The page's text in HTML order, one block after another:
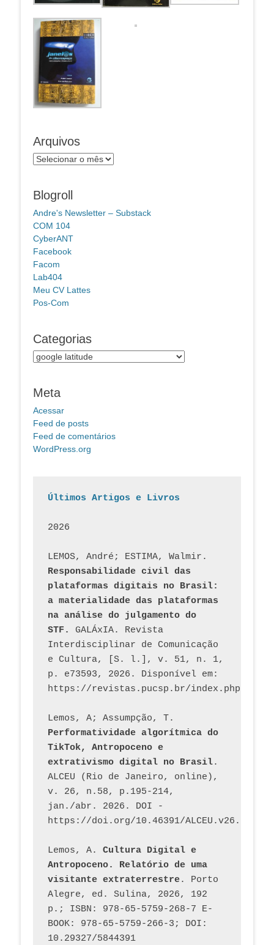
Arquivos
Arquivos
Blogroll
Andre's Newsletter – Substack
COM 104
CyberANT
Facebook
Facom
Lab404
Meu CV Lattes
Pos-Com
Categorias
Categorias
Meta
Acessar
Feed de posts
Feed de comentários
WordPress.org
Últimos Artigos e Livros
2026
Responsabilidade civil das
plataformas digitais no Brasil:
a materialidade das plataformas
na análise do julgamento do
STF.
GALÁxIA. Revista
Interdisciplinar de Comunicação
e Cultura, [S. l.], v. 51, n. 1,
p. e73593, 2026. Disponível em:
Performatividade algorítmica do
TikTok, Antropoceno e
extrativismo digital no Brasil.
ALCEU (Rio de Janeiro, online),
v. 26, n.58, p.195-214,
jan./abr. 2026. DOI -
https://doi.org/10.46391/
Lemos, A. Cultura Digital e
Antropoceno. Relatório de uma
visitante extraterrestre. Porto
Alegre, ed. Sulina, 2026, 192
p.; ISBN: 978-65-5759-268-7 E-
BOOK: 978-65-5759-266-3; DOI:
10.29327/5844391